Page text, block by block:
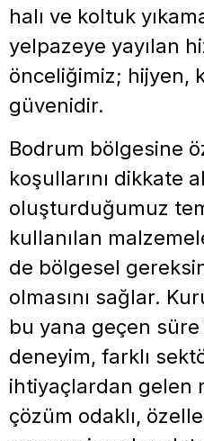
halı ve koltuk
yelpazeye yayılan
önceliğimiz; hijyen,
güvenidir.
Bodrum bölgesine
koşullarını dikkate
oluşturduğumuz
kullanılan
de bölgesel
olmasını sağlar.
bu yana geçen
deneyim, farklı
ihtiyaçlardan gelen
çözüm odaklı,